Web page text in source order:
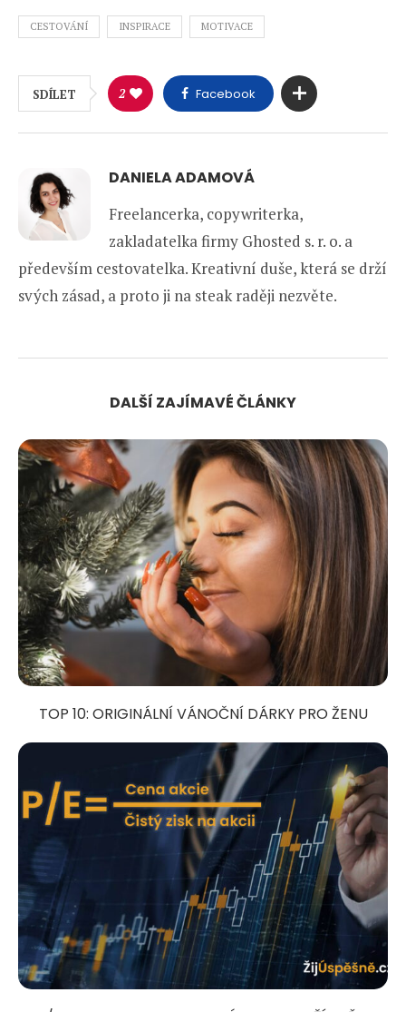
CESTOVÁNÍ INSPIRACE MOTIVACE
SDÍLET 2 Facebook
DANIELA ADAMOVÁ
Freelancerka, copywriterka,
zakladatelka firmy Ghosted s. r. o. a
především cestovatelka. Kreativní duše, která se drží
svých zásad, a proto ji na steak raději nezvěte.
DALŠÍ ZAJÍMAVÉ ČLÁNKY
TOP 10: ORIGINÁLNÍ VÁNOČNÍ DÁRKY PRO ŽENU